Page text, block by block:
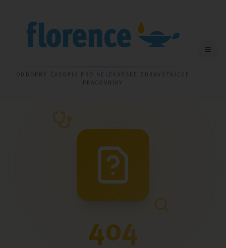
ODBORNÝ ČASOPIS PRO NELÉKAŘSKÉ ZDRAVOTNICKÉ
PRACOVNÍKY
404